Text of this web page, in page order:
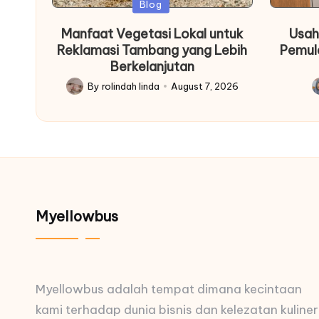
Posted
Blog
Manfaat Vegetasi Lokal untuk
Reklamasi Tambang yang Lebih
Berkelanjutan
Posted
By rolindah linda August 7, 2026
Myellowbus
Myellowbus adalah tempat dimana kecintaan
kami terhadap dunia bisnis dan kelezatan kuliner